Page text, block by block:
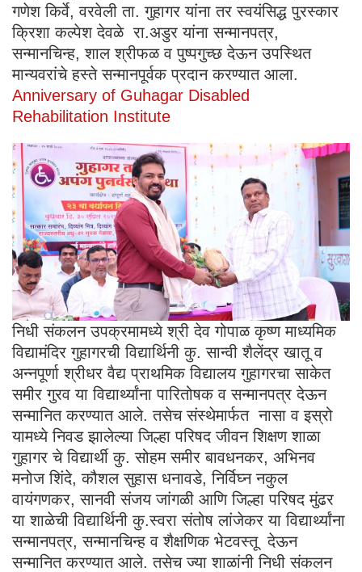
गणेश किर्वे, वरवेली ता. गुहागर यांना तर स्वयंसिद्ध पुरस्कार
क्रिशा कल्पेश देवळे रा.अडुर यांना सन्मानपत्र,
सन्मानचिन्ह, शाल श्रीफळ व पुष्पगुच्छ देऊन उपस्थित
मान्यवरांचे हस्ते सन्मानपूर्वक प्रदान करण्यात आला.
Anniversary of Guhagar Disabled
Rehabilitation Institute
निधी संकलन उपक्रमामध्ये श्री देव गोपाळ कृष्ण माध्यमिक
विद्यामंदिर गुहागरची विद्यार्थिनी कु. सान्वी शैलेंद्र खातू व
अन्नपूर्णा श्रीधर वैद्य प्राथमिक विद्यालय गुहागरचा साकेत
समीर गुरव या विद्यार्थ्यांना पारितोषक व सन्मानपत्र देऊन
सन्मानित करण्यात आले. तसेच संस्थेमार्फत नासा व इस्रो
यामध्ये निवड झालेल्या जिल्हा परिषद जीवन शिक्षण शाळा
गुहागर चे विद्यार्थी कु. सोहम समीर बावधनकर, अभिनव
मनोज शिंदे, कौशल सुहास धनावडे, निर्विघ्न नकुल
वायंगणकर, सानवी संजय जांगळी आणि जिल्हा परिषद मुंढर
या शाळेची विद्यार्थिनी कु.स्वरा संतोष लांजेकर या विद्यार्थ्यांना
सन्मानपत्र, सन्मानचिन्ह व शैक्षणिक भेटवस्तू देऊन
सन्मानित करण्यात आले. तसेच ज्या शाळांनी निधी संकलन